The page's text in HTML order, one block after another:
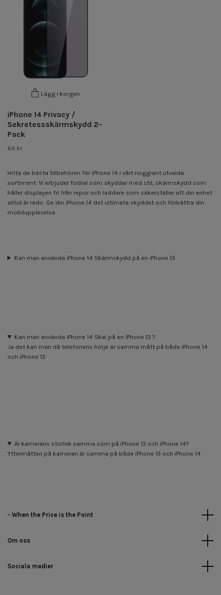
Lägg i korgen
iPhone 14 Privacy /
Sekretessskärmskydd 2-
Pack
69 kr
Hitta de bästa tillbehören för iPhone 14 i vårt noggrant utvalda
sortiment. Vi erbjuder fodral som skyddar med stil, skärmskydd som
håller displayen fri från repor och laddare som säkerställer att din enhet
alltid är redo. Ge din iPhone 14 det ultimata skyddet och förbättra din
mobilupplevelse
Kan man använda iPhone 14 Skärmskydd på en iPhone 13
Kan man använda iPhone 14 Skal på en iPhone 13 ?
Ja det kan man då telefonens hölje är samma mått på både iPhone 14
och iPhone 13
Är kamerans storlek samma som på iPhone 13 och iPhone 14?
Yttermåtten på kameran är samma på både iPhone 13 och iPhone 14
- When the Price is the Point
Om oss
Sociala medier